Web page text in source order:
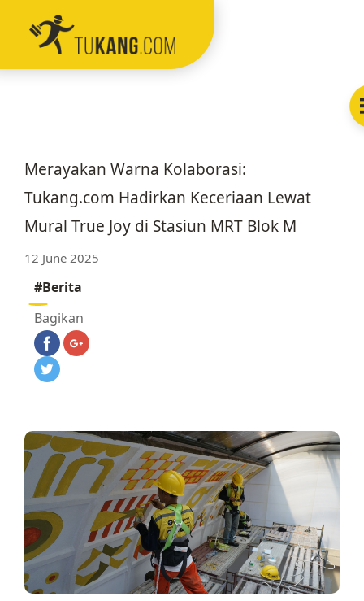
Menu
Testimoni
Blog
Merayakan Warna Kolaborasi:
Tukang.com Hadirkan Keceriaan Lewat
Mural True Joy di Stasiun MRT Blok M
12 June 2025
#Berita
Bagikan